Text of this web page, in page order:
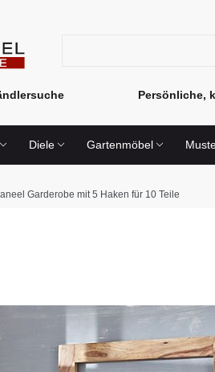
Persönliche,
Diele Gartenmöbel
Garderobe mit 5 Haken für 10 Teile